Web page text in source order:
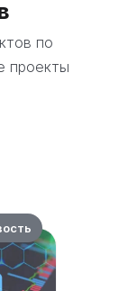
по
проекты